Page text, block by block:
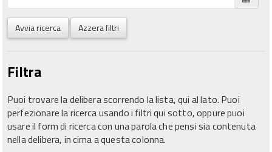
Avvia ricerca Azzera filtri
Filtra
Puoi trovare la delibera scorrendo la lista, qui al lato. Puoi
perfezionare la ricerca usando i filtri qui sotto, oppure puoi
usare il form di ricerca con una parola che pensi sia contenuta
nella delibera, in cima a questa colonna.